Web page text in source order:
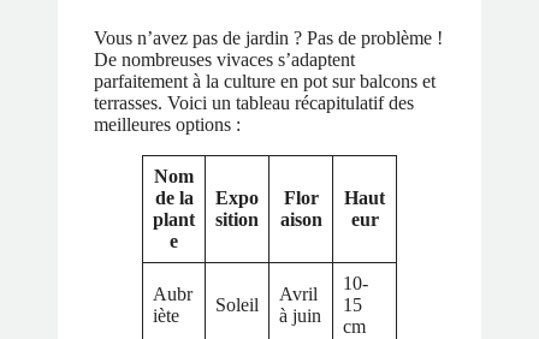
Vous n’avez pas de jardin ? Pas de problème !
De nombreuses vivaces s’adaptent
parfaitement à la culture en pot sur balcons et
terrasses. Voici un tableau récapitulatif des
meilleures options :
Nom
de la
plant
e
Expo
sition
Flor
aison
Haut
eur
Aubr
iète
Soleil
Avril
à juin
10-
15
cm